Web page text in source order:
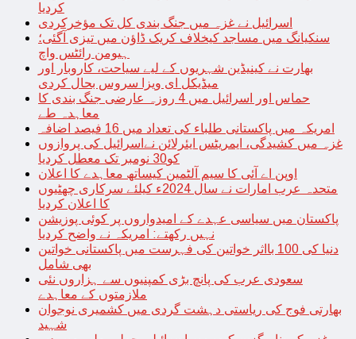
کردیا
اسرائیل نے غزہ میں جنگ بندی کل تک مؤخرکردی
سنکیانگ میں مساجد کیخلاف کریک ڈاؤن میں تیزی آگئی؛
ہیومن رائٹس واچ
بھارت نے کینیڈین شہریوں کے لیے سیاحت، کاروبار اور
میڈیکل ای ویزا سروس بحال کردی
حماس اور اسرائیل میں 4 روزہ عارضی جنگ بندی کا
معاہدہ طے
امریکہ میں پاکستانی طلباء کی تعداد میں 16 فیصد اضافہ
غزہ میں کشیدگی، ایمریٹس ایئرلائن نےاسرائیل کی پروازوں
کو30 نومبر تک معطل کردیا
اوپن اے آئی کا سیم آلٹمین کیساتھ معاہدے کا اعلان
متحدہ عرب امارات نے سال 2024ء کیلئے سرکاری چھٹیوں
کا اعلان کردیا
پاکستان میں سیاسی عہدے کے امیدواروں پر کوئی پوزیشن
نہیں رکھتے: امریکہ نے واضح کردیا
دنیا کی 100 بااثر خواتین کی فہرست میں پاکستانی خواتین
بھی شامل
سعودی عرب کی پانچ بڑی کمپنیوں سے ہزاروں نئی
ملازمتوں کے معاہدے
بھارتی فوج کی ریاستی دہشت گردی میں کشمیری نوجوان
شہید